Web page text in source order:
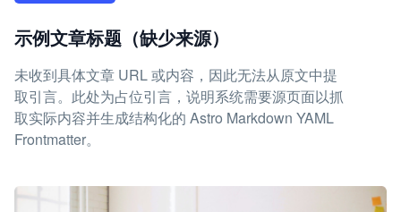
示例文章标题（缺少来源）
未收到具体文章 URL 或内容，因此无法从原文中提
取引言。此处为占位引言，说明系统需要源页面以抓
取实际内容并生成结构化的 Astro Markdown YAML
Frontmatter。